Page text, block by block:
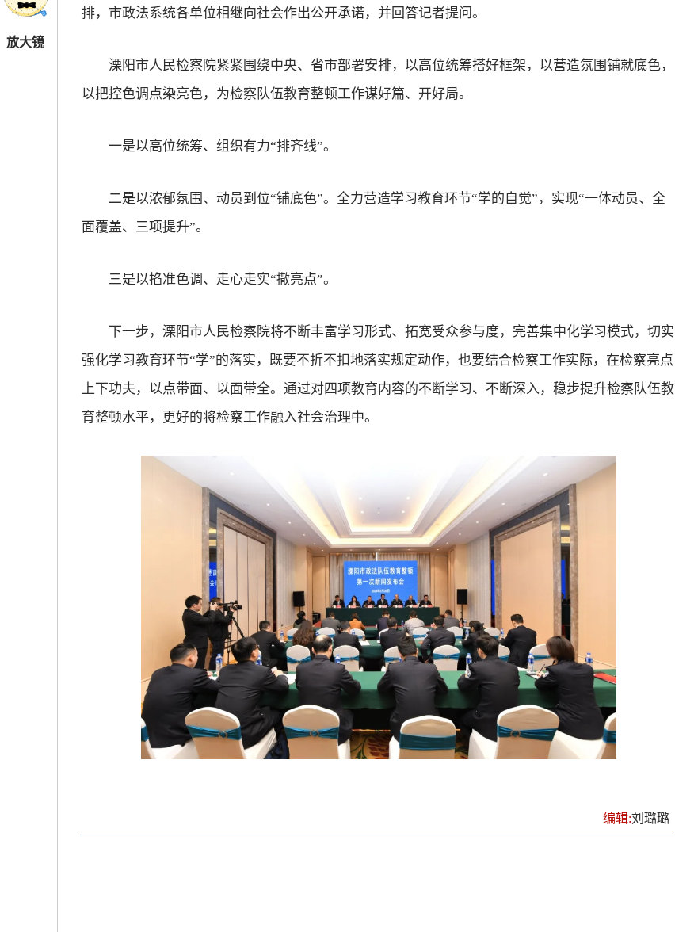
放大镜
排，市政法系统各单位相继向社会作出公开承诺，并回答记者提问。
溧阳市人民检察院紧紧围绕中央、省市部署安排，以高位统筹搭好框架，以营造氛围铺就底色，
以把控色调点染亮色，为检察队伍教育整顿工作谋好篇、开好局。
一是以高位统筹、组织有力“排齐线”。
二是以浓郁氛围、动员到位“铺底色”。全力营造学习教育环节“学的自觉”，实现“一体动员、全
面覆盖、三项提升”。
三是以掐准色调、走心走实“撒亮点”。
下一步，溧阳市人民检察院将不断丰富学习形式、拓宽受众参与度，完善集中化学习模式，切实
强化学习教育环节“学”的落实，既要不折不扣地落实规定动作，也要结合检察工作实际，在检察亮点
上下功夫，以点带面、以面带全。通过对四项教育内容的不断学习、不断深入，稳步提升检察队伍教
育整顿水平，更好的将检察工作融入社会治理中。
编辑:刘璐璐